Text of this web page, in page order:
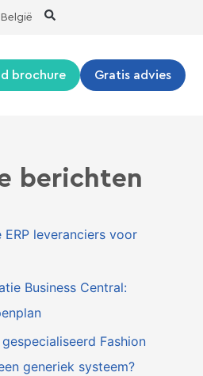
brochure Gratis advies
berichten
leveranciers voor
Business Central:
Fashion
generiek systeem?